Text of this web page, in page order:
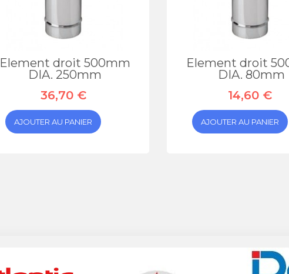
Element droit 500mm
DIA. 250mm
36,70 €
AJOUTER AU PANIER
Element droit
DIA. 80mm
14,60 €
AJOUTER AU PANIER